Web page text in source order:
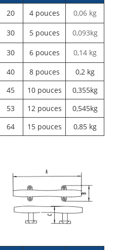
20 4 pouces 0,06 kg
30 5 pouces 0,093kg
30 6 pouces
0,14 kg
40 8 pouces
0,2 kg
45 10 pouces
0,355kg
53 12 pouces
0,545kg
64 15 pouces 0,85 kg